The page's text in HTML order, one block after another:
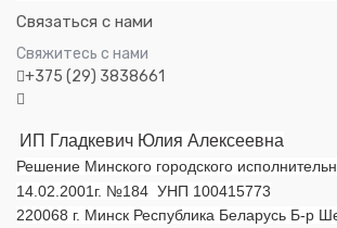
Связаться с нами
Свяжитесь с нами
+375 (29) 3838661
ИП Гладкевич Юлия Алексеевна
Решение Минского городского
14.02.2001г. №184 УНП 100415773
220068 г. Минск Республика Беларусь Б-р